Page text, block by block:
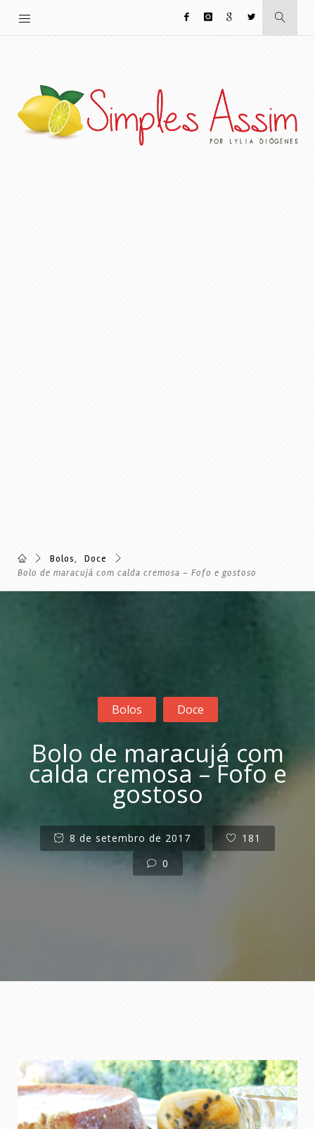
Bolos,
Doce
Bolo de maracujá com calda cremosa – Fofo e gostoso
Bolos Doce
Bolo de maracujá com
calda cremosa – Fofo e
gostoso
8 de setembro de 2017
181
0